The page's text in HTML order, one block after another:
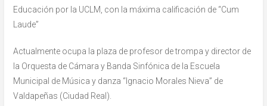
Educación por la UCLM, con la máxima calificación de “Cum
Laude”
Actualmente ocupa la plaza de profesor de trompa y director de
la Orquesta de Cámara y Banda Sinfónica de la Escuela
Municipal de Música y danza “Ignacio Morales Nieva” de
Valdapeñas (Ciudad Real).